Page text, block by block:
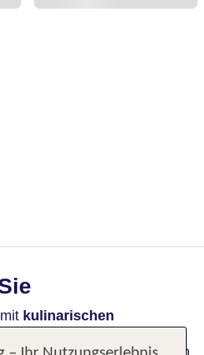
kulinarischen
gelegen, bieten sich